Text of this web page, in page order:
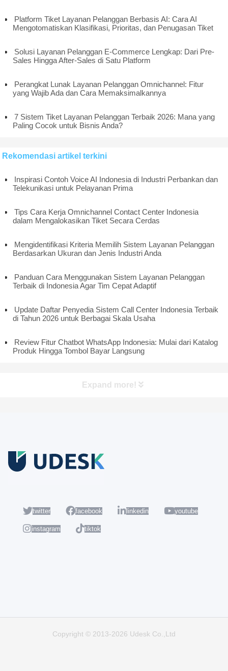
Platform Tiket Layanan Pelanggan Berbasis AI: Cara AI
Mengotomatiskan Klasifikasi, Prioritas, dan Penugasan Tiket
Solusi Layanan Pelanggan E-Commerce Lengkap: Dari Pre-
Sales Hingga After-Sales di Satu Platform
Perangkat Lunak Layanan Pelanggan Omnichannel: Fitur
yang Wajib Ada dan Cara Memaksimalkannya
7 Sistem Tiket Layanan Pelanggan Terbaik 2026: Mana yang
Paling Cocok untuk Bisnis Anda?
Rekomendasi artikel terkini
Inspirasi Contoh Voice AI Indonesia di Industri Perbankan dan
Telekunikasi untuk Pelayanan Prima
Tips Cara Kerja Omnichannel Contact Center Indonesia
dalam Mengalokasikan Tiket Secara Cerdas
Mengidentifikasi Kriteria Memilih Sistem Layanan Pelanggan
Berdasarkan Ukuran dan Jenis Industri Anda
Panduan Cara Menggunakan Sistem Layanan Pelanggan
Terbaik di Indonesia Agar Tim Cepat Adaptif
Update Daftar Penyedia Sistem Call Center Indonesia Terbaik
di Tahun 2026 untuk Berbagai Skala Usaha
Review Fitur Chatbot WhatsApp Indonesia: Mulai dari Katalog
Produk Hingga Tombol Bayar Langsung
Expand more!
twitter facebook linkedin youtube
instagram tiktok
Copyright © 2013-2026 Udesk Co.,Ltd